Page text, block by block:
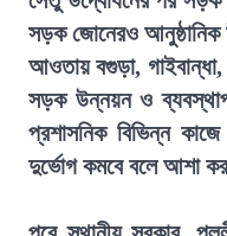
সড়ক জোনেরও আনুষ্ঠানিক
আওতায় বগুড়া,
সড়ক উন্নয়ন ও
প্রশাসনিক বিভিন্ন
দুর্ভোগ কমবে বলে আশা